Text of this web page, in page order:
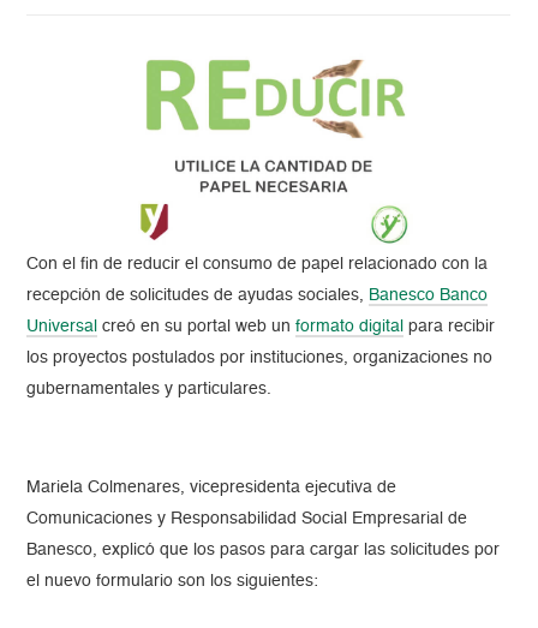
Con el fin de reducir el consumo de papel relacionado con la
recepción de solicitudes de ayudas sociales, Banesco Banco
Universal creó en su portal web unformato digital para recibir
los proyectos postulados por instituciones, organizaciones no
gubernamentales y particulares.
Mariela Colmenares, vicepresidenta ejecutiva de
Comunicaciones y Responsabilidad Social Empresarial de
Banesco, explicó que los pasos para cargar las solicitudes por
el nuevo formulario son los siguientes: